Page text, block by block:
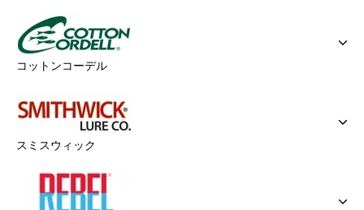
コットンコーデル
スミスウィック